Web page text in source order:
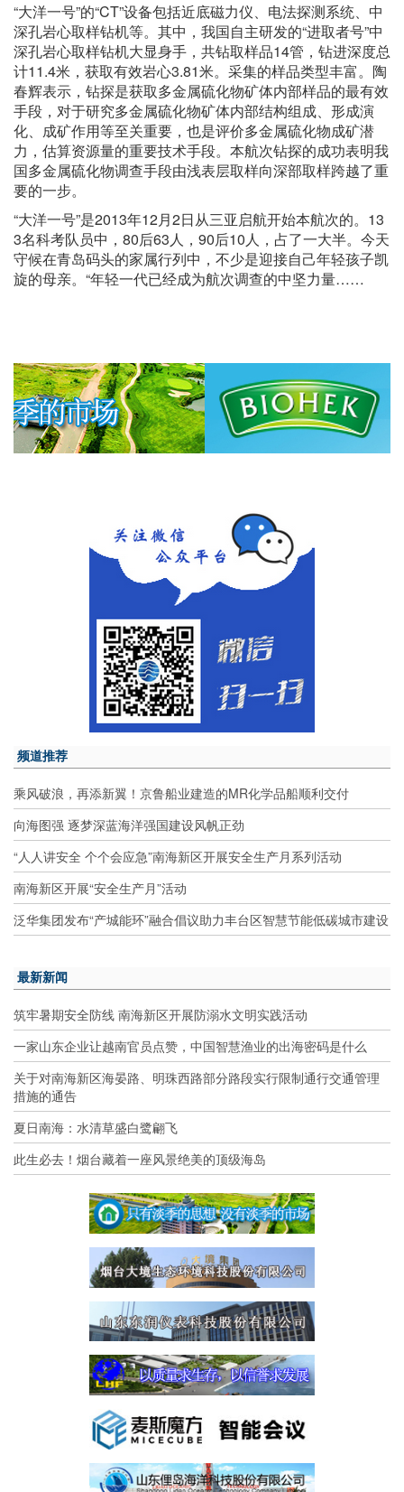
“大洋一号”的“CT”设备包括近底磁力仪、电法探测系统、中
深孔岩心取样钻机等。其中，我国自主研发的“进取者号”中
深孔岩心取样钻机大显身手，共钻取样品14管，钻进深度总
计11.4米，获取有效岩心3.81米。采集的样品类型丰富。陶
春辉表示，钻探是获取多金属硫化物矿体内部样品的最有效
手段，对于研究多金属硫化物矿体内部结构组成、形成演
化、成矿作用等至关重要，也是评价多金属硫化物成矿潜
力，估算资源量的重要技术手段。本航次钻探的成功表明我
国多金属硫化物调查手段由浅表层取样向深部取样跨越了重
要的一步。
“大洋一号”是2013年12月2日从三亚启航开始本航次的。13
3名科考队员中，80后63人，90后10人，占了一大半。今天
守候在青岛码头的家属行列中，不少是迎接自己年轻孩子凯
旋的母亲。“年轻一代已经成为航次调查的中坚力量……
频道推荐
乘风破浪，再添新翼！京鲁船业建造的MR化学品船顺利交付
向海图强 逐梦深蓝海洋强国建设风帆正劲
“人人讲安全 个个会应急”南海新区开展安全生产月系列活动
南海新区开展“安全生产月”活动
泛华集团发布“产城能环”融合倡议助力丰台区智慧节能低碳城市建设
最新新闻
筑牢暑期安全防线 南海新区开展防溺水文明实践活动
一家山东企业让越南官员点赞，中国智慧渔业的出海密码是什么
关于对南海新区海晏路、明珠西路部分路段实行限制通行交通管理
措施的通告
夏日南海：水清草盛白鹭翩飞
此生必去！烟台藏着一座风景绝美的顶级海岛